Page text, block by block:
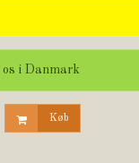
i Danmark
Køb